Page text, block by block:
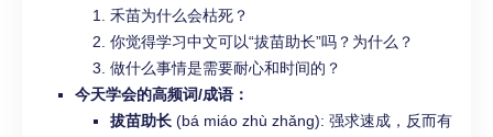
禾苗为什么会枯死？
你觉得学习中文可以“拔苗助长”吗？为什么？
做什么事情是需要耐心和时间的？
今天学会的高频词/成语：
拔苗助长 (bá miáo zhù zhǎng): 强求速成，反而有